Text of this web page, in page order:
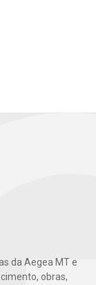
da Aegea MT e
obras,